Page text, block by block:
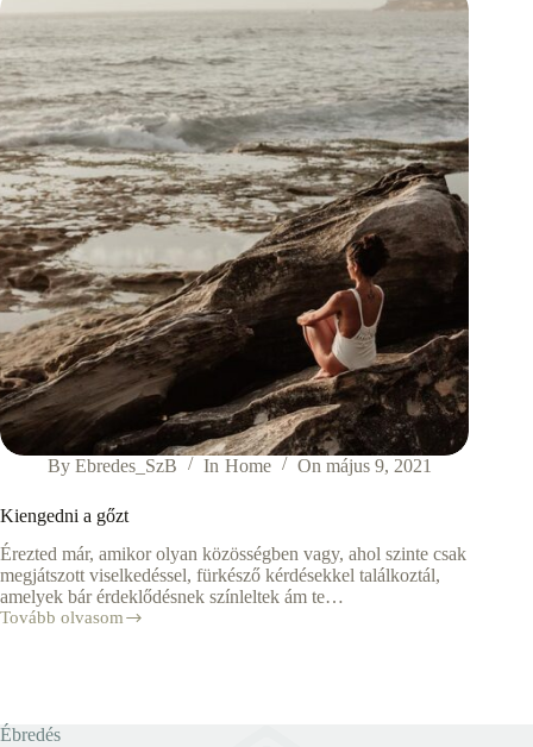
By Ebredes_SzB In Home On május 9, 2021
Kiengedni a gőzt
Érezted már, amikor olyan közösségben vagy, ahol szinte csak
megjátszott viselkedéssel, fürkésző kérdésekkel találkoztál,
amelyek bár érdeklődésnek színleltek ám te…
Tovább olvasom
Kiengedni
Ébredés